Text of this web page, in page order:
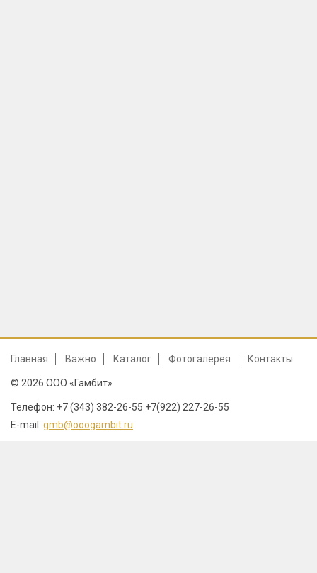
Главная Важно Каталог Фотогалерея Контакты
© 2026 ООО «Гамбит»
Телефон: +7 (343) 382-26-55 +7(922) 227-26-55
E-mail: gmb@ooogambit.ru